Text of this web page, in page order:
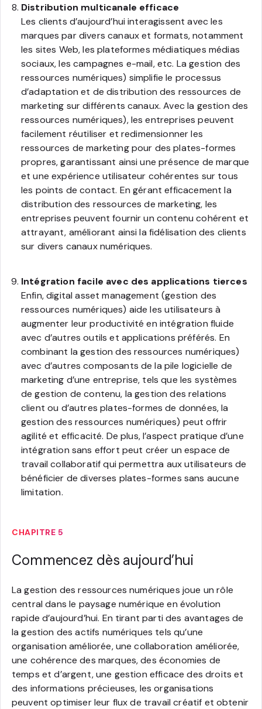
Distribution multicanale efficace
Les clients d’aujourd’hui interagissent avec les
marques par divers canaux et formats, notamment
les sites Web, les plateformes médiatiques médias
sociaux, les campagnes e-mail, etc. La gestion des
ressources numériques) simplifie le processus
d’adaptation et de distribution des ressources de
marketing sur différents canaux. Avec la gestion des
ressources numériques), les entreprises peuvent
facilement réutiliser et redimensionner les
ressources de marketing pour des plates-formes
propres, garantissant ainsi une présence de marque
et une expérience utilisateur cohérentes sur tous
les points de contact. En gérant efficacement la
distribution des ressources de marketing, les
entreprises peuvent fournir un contenu cohérent et
attrayant, améliorant ainsi la fidélisation des clients
sur divers canaux numériques.
Intégration facile avec des applications tierces
Enfin, digital asset management (gestion des
ressources numériques) aide les utilisateurs à
augmenter leur productivité en intégration fluide
avec d’autres outils et applications préférés. En
combinant la gestion des ressources numériques)
avec d’autres composants de la pile logicielle de
marketing d’une entreprise, tels que les systèmes
de gestion de contenu, la gestion des relations
client ou d’autres plates-formes de données, la
gestion des ressources numériques) peut offrir
agilité et efficacité. De plus, l’aspect pratique d’une
intégration sans effort peut créer un espace de
travail collaboratif qui permettra aux utilisateurs de
bénéficier de diverses plates-formes sans aucune
limitation.
CHAPITRE 5
Commencez dès aujourd’hui
La gestion des ressources numériques joue un rôle
central dans le paysage numérique en évolution
rapide d’aujourd’hui. En tirant parti des avantages de
la gestion des actifs numériques tels qu’une
organisation améliorée, une collaboration améliorée,
une cohérence des marques, des économies de
temps et d’argent, une gestion efficace des droits et
des informations précieuses, les organisations
peuvent optimiser leur flux de travail créatif et obtenir